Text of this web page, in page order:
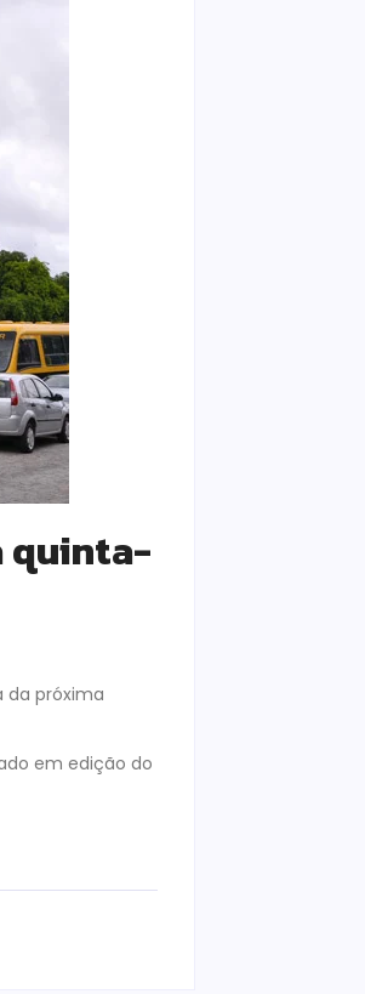
quinta-
da próxima
em edição do